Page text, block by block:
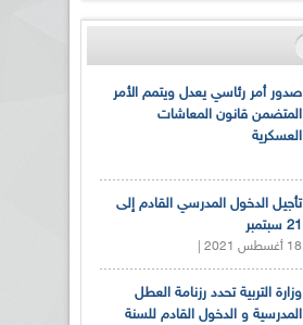
صدور أمر رئاسي يعدل ويتمم الأمر
المتضمن قانون المعاشات
العسكرية
تأجيل الدخول المدرسي القادم إلى
21 سبتمبر
18 أغسطس 2021 |
وزارة التربية تحدد رزنامة العطل
المدرسية و الدخول القادم للسنة